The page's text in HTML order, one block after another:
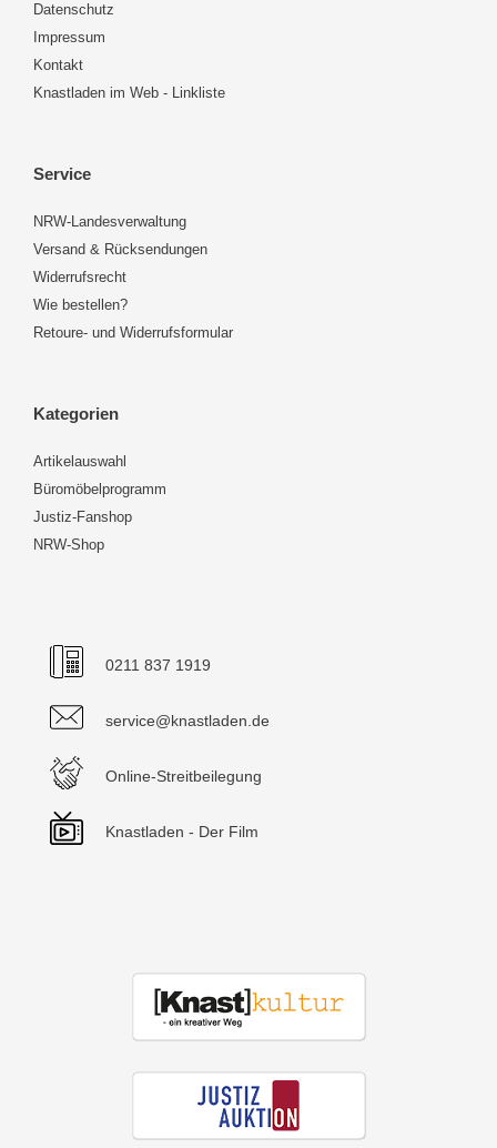
Datenschutz
Impressum
Kontakt
Knastladen im Web - Linkliste
Service
NRW-Landesverwaltung
Versand & Rücksendungen
Widerrufsrecht
Wie bestellen?
Retoure- und Widerrufsformular
Kategorien
Artikelauswahl
Büromöbelprogramm
Justiz-Fanshop
NRW-Shop
0211 837 1919
service@knastladen.de
Online-Streitbeilegung
Knastladen - Der Film